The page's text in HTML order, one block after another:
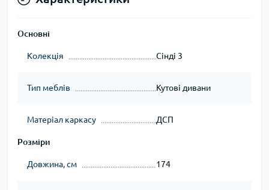
Основні
Колекція Сінді 3
Тип меблів Кутові дивани
Матеріал каркасу ДСП
Розміри
Довжина, см 174